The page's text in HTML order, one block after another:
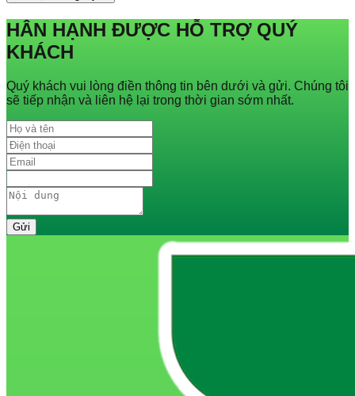
HÂN HẠNH ĐƯỢC HỖ TRỢ QUÝ
KHÁCH
Quý khách vui lòng điền thông tin bên dưới và gửi. Chúng tôi
sẽ tiếp nhận và liên hệ lại trong thời gian sớm nhất.
Gửi